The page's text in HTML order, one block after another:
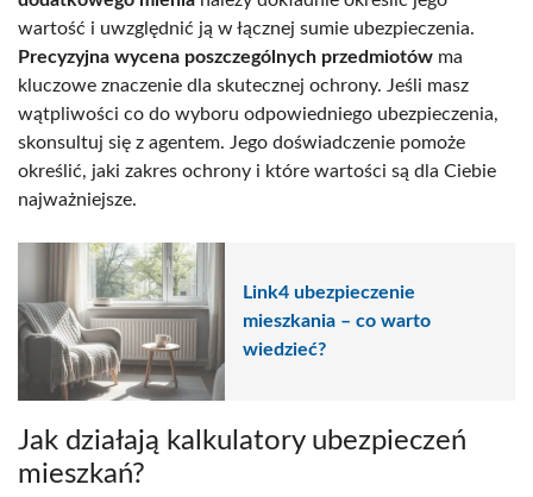
wartość i uwzględnić ją w łącznej sumie ubezpieczenia.
Precyzyjna wycena poszczególnych przedmiotów ma
kluczowe znaczenie dla skutecznej ochrony. Jeśli masz
wątpliwości co do wyboru odpowiedniego ubezpieczenia,
skonsultuj się z agentem. Jego doświadczenie pomoże
określić, jaki zakres ochrony i które wartości są dla Ciebie
najważniejsze.
Link4 ubezpieczenie
mieszkania – co warto
wiedzieć?
Jak działają kalkulatory ubezpieczeń
mieszkań?